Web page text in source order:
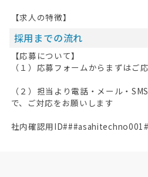
【求人の特徴】
採用までの流れ
【応募について】
（１）応募フォームからまずはご
（２）担当より電話・メール・
で、ご対応をお願いします
社内確認用